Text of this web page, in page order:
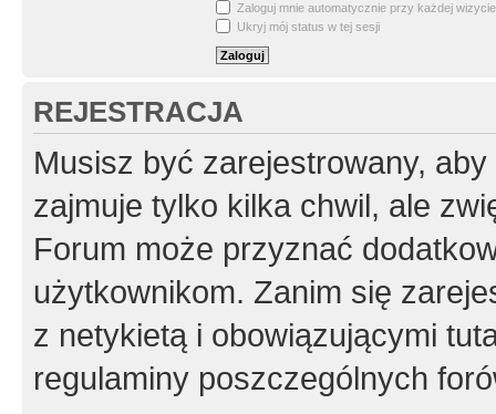
Zaloguj mnie automatycznie przy każdej wizycie
Ukryj mój status w tej sesji
REJESTRACJA
Musisz być zarejestrowany,
zajmuje tylko kilka chwil, ale
Forum może przyznać
użytkownikom. Zanim się
z netykietą i obowiązującymi
regulaminy poszczególnych